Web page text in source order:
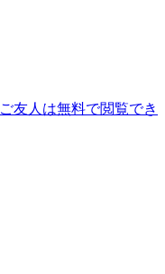
ご友人は無料で閲覧でき